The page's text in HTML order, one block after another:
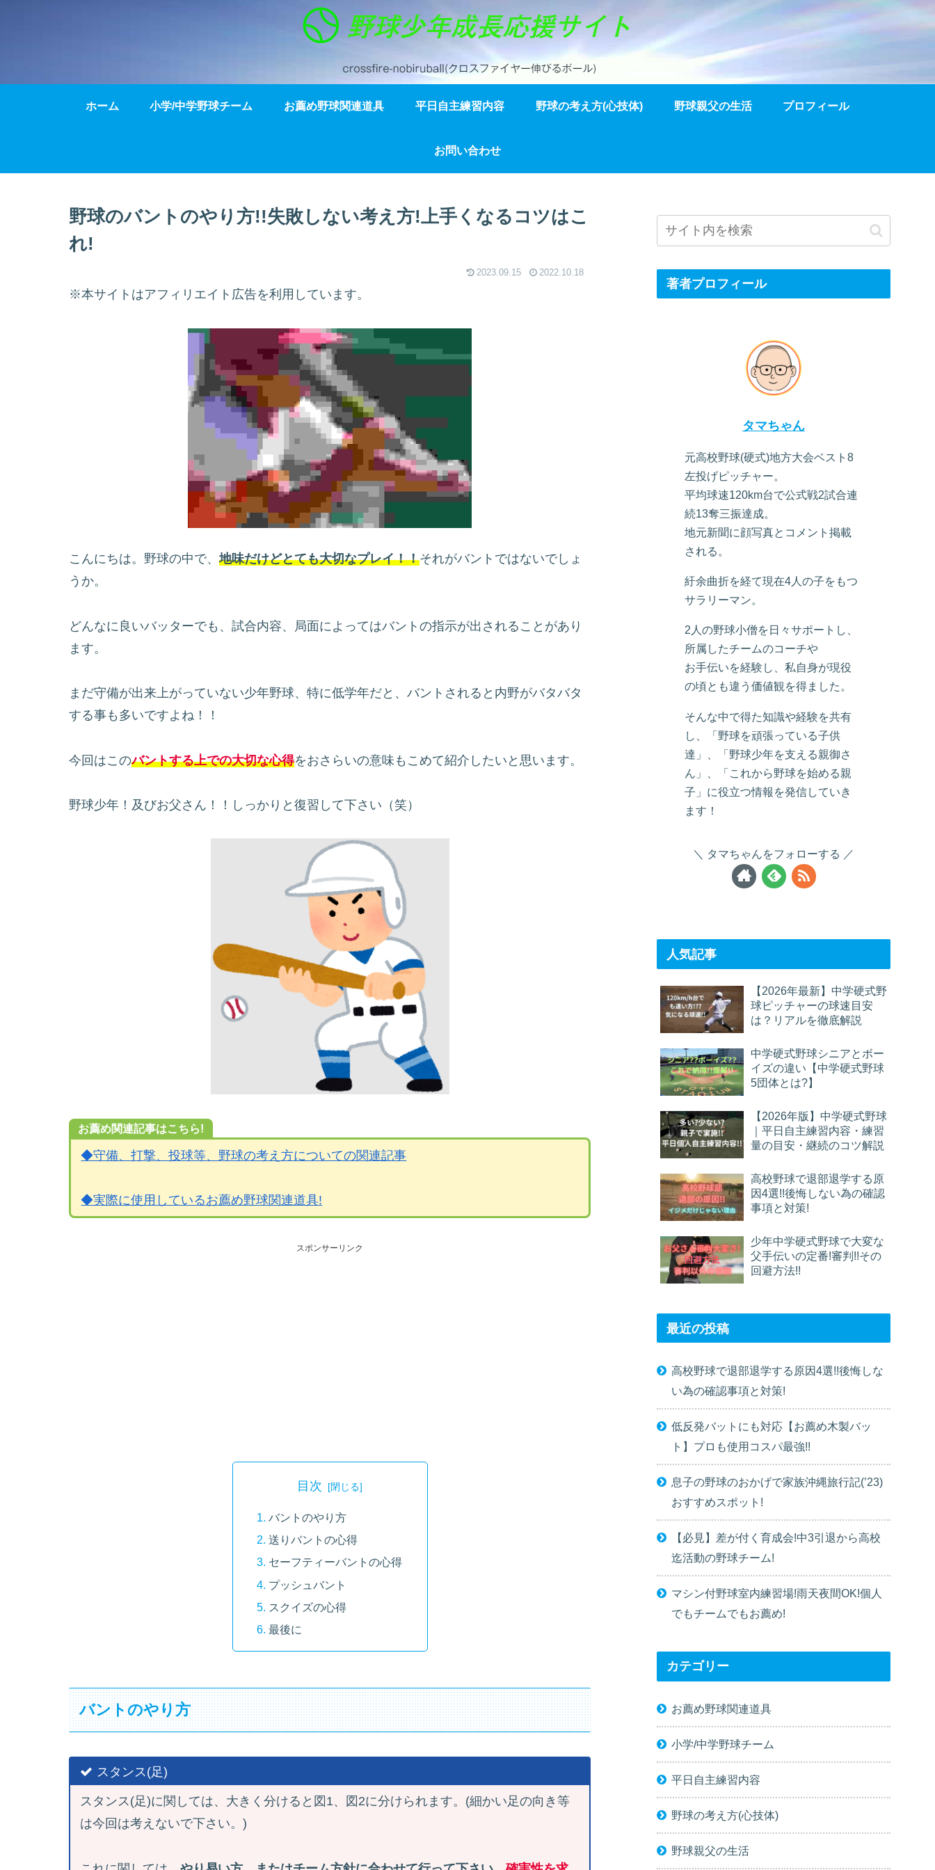
ホーム 小学/中学野球チーム お薦め野球関連道具 平日自主練習内容 野球の考え方(心技体) 野球親父の生活 プロフィール
お問い合わせ
野球のバントのやり方!!失敗しない考え方!上手くなるコツはこ
れ!
2023.09.15 2022.10.18
※本サイトはアフィリエイト広告を利用しています。
こんにちは。野球の中で、地味だけどとても大切なプレイ！！それがバントではないでしょ
うか。
どんなに良いバッターでも、試合内容、局面によってはバントの指示が出されることがあり
ます。
まだ守備が出来上がっていない少年野球、特に低学年だと、バントされると内野がバタバタ
する事も多いですよね！！
今回はこのバントする上での大切な心得をおさらいの意味もこめて紹介したいと思います。
野球少年！及びお父さん！！しっかりと復習して下さい（笑）
お薦め関連記事はこちら!
◆守備、打撃、投球等、野球の考え方についての関連記事
◆実際に使用しているお薦め野球関連道具!
スポンサーリンク
目次
バントのやり方
送りバントの心得
セーフティーバントの心得
プッシュバント
スクイズの心得
最後に
バントのやり方
スタンス(足)
スタンス(足)に関しては、大きく分けると図1、図2に分けられます。(細かい足の向き等
は今回は考えないで下さい。)
著者プロフィール
タマちゃん
元高校野球(硬式)地方大会ベスト8
左投げピッチャー。
平均球速120km台で公式戦2試合連
続13奪三振達成。
地元新聞に顔写真とコメント掲載
される。
紆余曲折を経て現在4人の子をもつ
サラリーマン。
2人の野球小僧を日々サポートし、
所属したチームのコーチや
お手伝いを経験し、私自身が現役
の頃とも違う価値観を得ました。
そんな中で得た知識や経験を共有
し、「野球を頑張っている子供
達」、「野球少年を支える親御さ
ん」、「これから野球を始める親
子」に役立つ情報を発信していき
ます！
タマちゃんをフォローする
人気記事
【2026年最新】中学硬式野
球ピッチャーの球速目安
は？リアルを徹底解説
中学硬式野球シニアとボー
イズの違い【中学硬式野球
5団体とは?】
【2026年版】中学硬式野球
｜平日自主練習内容・練習
量の目安・継続のコツ解説
高校野球で退部退学する原
因4選!!後悔しない為の確認
事項と対策!
少年中学硬式野球で大変な
父手伝いの定番!審判!!その
回避方法!!
最近の投稿
高校野球で退部退学する原因4選!!後悔しな
い為の確認事項と対策!
低反発バットにも対応【お薦め木製バッ
ト】プロも使用コスパ最強!!
息子の野球のおかげで家族沖縄旅行記(’23)
おすすめスポット!
【必見】差が付く育成会!中3引退から高校
迄活動の野球チーム!
マシン付野球室内練習場!雨天夜間OK!個人
でもチームでもお薦め!
カテゴリー
お薦め野球関連道具
小学/中学野球チーム
平日自主練習内容
野球の考え方(心技体)
野球親父の生活